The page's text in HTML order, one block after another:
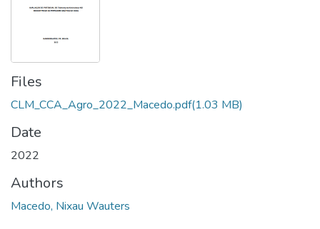
Files
CLM_CCA_Agro_2022_Macedo.pdf(1.03 MB)
Date
2022
Authors
Macedo, Nixau Wauters